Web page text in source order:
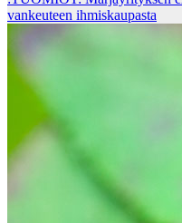
vankeuteen ihmiskaupasta